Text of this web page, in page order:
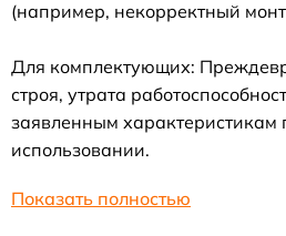
(например, некорректный
Для комплектующих:
строя, утрата
заявленным
использовании.
Показать полностью